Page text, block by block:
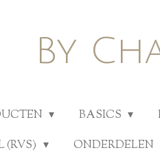
By
BASICS
(RVS) ONDERDELEN